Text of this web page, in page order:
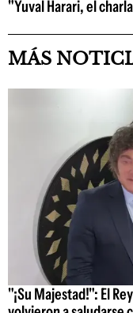
"Yuval Harari, el
MÁS
"¡Su Majestad!": El